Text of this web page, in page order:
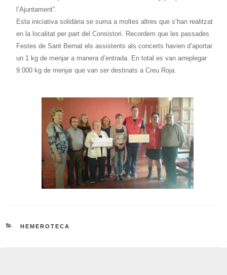
l’Ajuntament”.
Esta iniciativa solidària se suma a moltes altres que s’han realitzat
en la localitat per part del Consistori. Recordem que les passades
Festes de Sant Bernat els assistents als concerts havien d’aportar
un 1 kg de menjar a manera d’entrada. En total es van arreplegar
9.000 kg de menjar que van ser destinats a Creu Roja.
CATEGORIES
HEMEROTECA